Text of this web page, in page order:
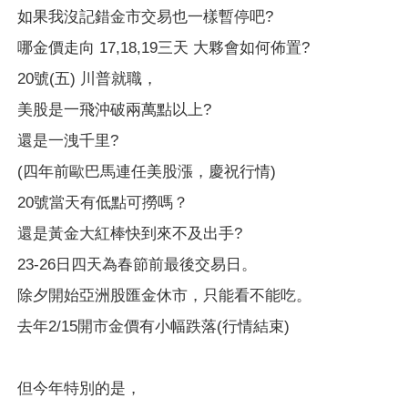
如果我沒記錯金市交易也一樣暫停吧?
哪金價走向 17,18,19三天 大夥會如何佈置?
20號(五) 川普就職，
美股是一飛沖破兩萬點以上?
還是一洩千里?
(四年前歐巴馬連任美股漲，慶祝行情)
20號當天有低點可撈嗎？
還是黃金大紅棒快到來不及出手?
23-26日四天為春節前最後交易日。
除夕開始亞洲股匯金休市，只能看不能吃。
去年2/15開市金價有小幅跌落(行情結束)
但今年特別的是，